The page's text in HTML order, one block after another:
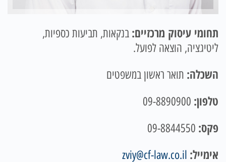
תחומי עיסוק מרכזיים: בנקאות, תביעות כספיות,
ליטיגציה, הוצאה לפועל.
השכלה: תואר ראשון במשפטים
טלפון:
פקס:
אימייל: zviy@cf-law.co.il